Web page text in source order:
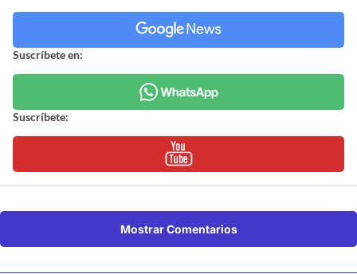
Suscríbete en:
Suscríbete:
Mostrar Comentarios